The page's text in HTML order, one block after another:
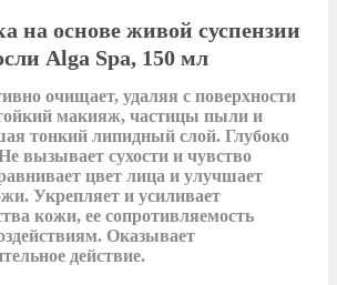
на основе живой суспензии
Alga Spa, 150 мл
очищает, удаляя с поверхности
макияж, частицы пыли и
тонкий липидный слой. Глубоко
вызывает сухости и чувство
цвет лица и улучшает
Укрепляет и усиливает
кожи, ее сопротивляемость
Оказывает
действие.